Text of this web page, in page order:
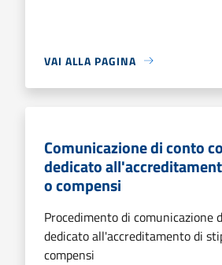
VAI ALLA PAGINA
Comunicazione di conto
dedicato
o compensi
Procedimento di comunicazione
dedicato all'accreditamento di
compensi